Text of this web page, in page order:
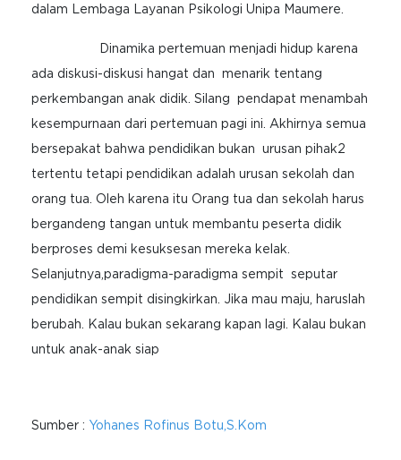
dalam Lembaga Layanan Psikologi Unipa Maumere.
Dinamika pertemuan menjadi hidup karena
ada diskusi-diskusi hangat dan menarik tentang
perkembangan anak didik. Silang pendapat menambah
kesempurnaan dari pertemuan pagi ini. Akhirnya semua
bersepakat bahwa pendidikan bukan urusan pihak2
tertentu tetapi pendidikan adalah urusan sekolah dan
orang tua. Oleh karena itu Orang tua dan sekolah harus
bergandeng tangan untuk membantu peserta didik
berproses demi kesuksesan mereka kelak.
Selanjutnya,paradigma-paradigma sempit seputar
pendidikan sempit disingkirkan. Jika mau maju, haruslah
berubah. Kalau bukan sekarang kapan lagi. Kalau bukan
untuk anak-anak siap
Sumber : Yohanes Rofinus Botu,S.Kom